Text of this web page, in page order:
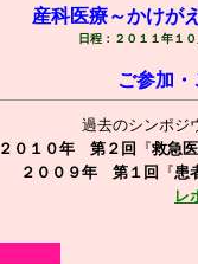
産科医療～かけが
日程：２０１１年１
ご参加・
過去のシンポジ
２０１０年 第２回 『救急
２００９年 第１回 『患
レ